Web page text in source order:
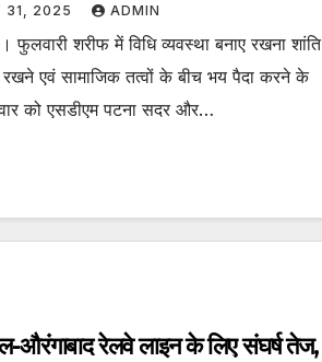
31, 2025 ADMIN
फुलवारी शरीफ में विधि व्यवस्था बनाए रखना शांति
रखने एवं सामाजिक तत्वों के बीच भय पैदा करने के
को एसडीएम पटना सदर और…
औरंगाबाद रेलवे लाइन के लिए संघर्ष तेज,